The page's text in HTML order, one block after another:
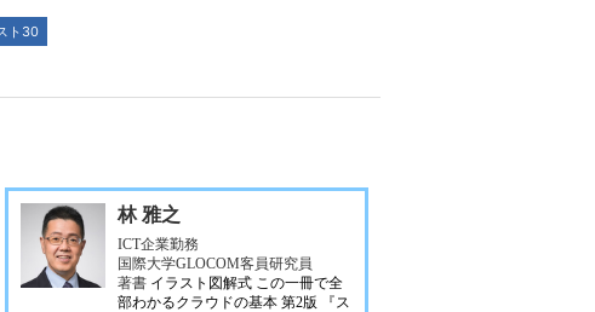
ト30
林 雅之
ICT企業勤務
国際大学GLOCOM客員研究員
著書 イラスト図解式 この一冊で全
部わかるクラウドの基本 第2版
『ス